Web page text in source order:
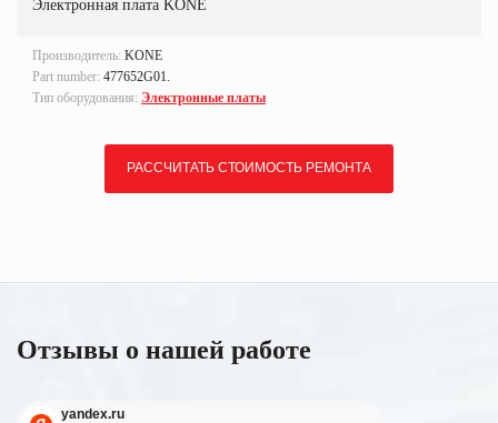
Электронная плата KONE
Производитель: KONE
Part number: 477652G01.
Тип оборудования: Электронные платы
РАССЧИТАТЬ СТОИМОСТЬ РЕМОНТА
Отзывы о нашей работе
yandex.ru